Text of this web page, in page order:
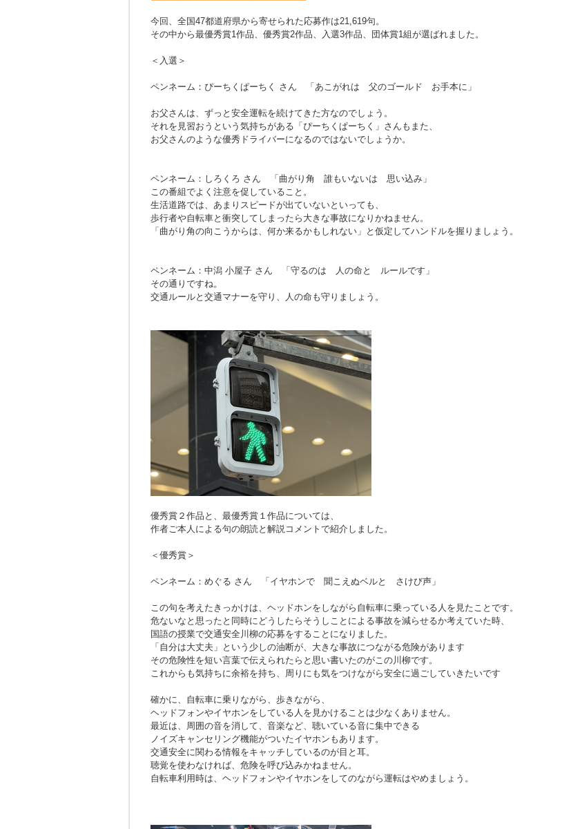
今回、全国47都道府県から寄せられた応募作は21,619句。
その中から最優秀賞1作品、優秀賞2作品、入選3作品、団体賞1組が選ばれました。
＜入選＞
ペンネーム：ぴーちくぱーちく さん 「あこがれは 父のゴールド お手本に」
お父さんは、ずっと安全運転を続けてきた方なのでしょう。
それを見習おうという気持ちがある「ぴーちくぱーちく」さんもまた、
お父さんのような優秀ドライバーになるのではないでしょうか。
ペンネーム：しろくろ さん
「曲がり角 誰もいないは 思い込み」
この番組でよく注意を促していること。
生活道路では、あまりスピードが出ていないといっても、
歩行者や自転車と衝突してしまったら大きな事故になりかねません。
「曲がり角の向こうからは、何か来るかもしれない」と仮定してハンドルを握りましょう。
ペンネーム：中潟 小屋子 さん 「 守るのは 人の命と ルールです」
その通りですね。
交通ルールと交通マナーを守り、人の命も守りましょう。
優秀賞２作品と、最優秀賞１作品については、
作者ご本人による句の朗読と解説コメントで紹介しました。
＜優秀賞＞
ペンネーム：めぐる さん 「イヤホンで 聞こえぬベルと さけび声」
この句を考えたきっかけは、ヘッドホンをしながら自転車に乗っている人を見たことです。
危ないなと思ったと同時にどうしたらそうしことによる事故を減らせるか考えていた時、
国語の授業で交通安全川柳の応募をすることになりました。
「自分は大丈夫」という少しの油断が、大きな事故につながる危険があります
その危険性を短い言葉で伝えられたらと思い書いたのがこの川柳です。
これからも気持ちに余裕を持ち、周りにも気をつけながら安全に過ごしていきたいです
確かに、自転車に乗りながら、歩きながら、
ヘッドフォンやイヤホンをしている人を見かけることは少なくありません。
最近は、周囲の音を消して、音楽など、聴いている音に集中できる
ノイズキャンセリング機能がついたイヤホンもあります。
交通安全に関わる情報をキャッチしているのが目と耳。
聴覚を使わなければ、危険を呼び込みかねません。
自転車利用時は、ヘッドフォンやイヤホンをしてのながら運転はやめましょう。